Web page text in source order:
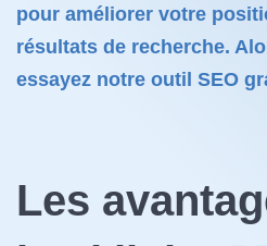
pour améliorer votre
résultats de recherche.
essayez notre outil SEO
Les